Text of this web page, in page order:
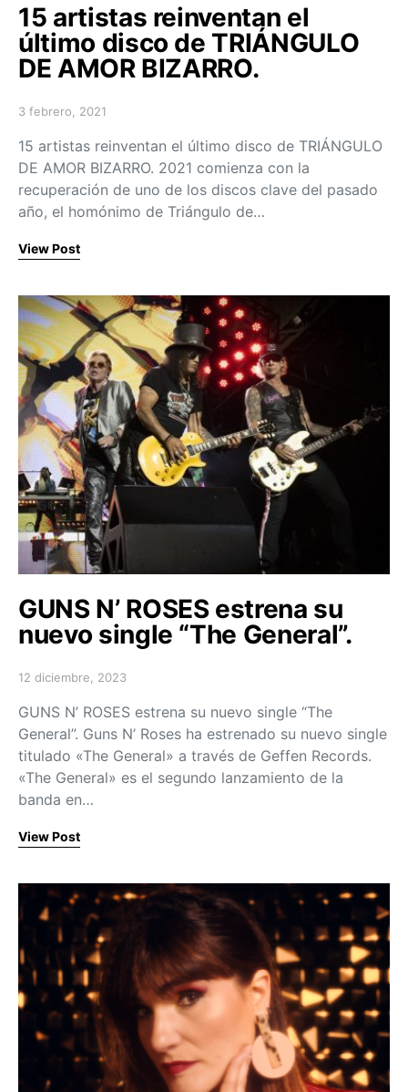
15 artistas reinventan el
último disco de TRIÁNGULO
DE AMOR BIZARRO.
Posted on
3 febrero, 2021
15 artistas reinventan el último disco de TRIÁNGULO
DE AMOR BIZARRO. 2021 comienza con la
recuperación de uno de los discos clave del pasado
año, el homónimo de Triángulo de…
View Post
GUNS N’ ROSES estrena su
nuevo single “The General”.
Posted on
12 diciembre, 2023
GUNS N’ ROSES estrena su nuevo single “The
General”. Guns N’ Roses ha estrenado su nuevo single
titulado «The General» a través de Geffen Records.
«The General» es el segundo lanzamiento de la
banda en…
View Post